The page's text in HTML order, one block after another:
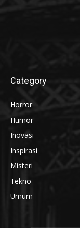
Category
Horror
Humor
Inovasi
Inspirasi
Misteri
Tekno
Umum